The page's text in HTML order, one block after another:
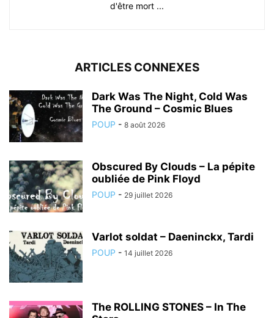
d'être mort ...
ARTICLES CONNEXES
Dark Was The Night, Cold Was
The Ground – Cosmic Blues
POUP - 8 août 2026
Obscured By Clouds – La pépite
oubliée de Pink Floyd
POUP - 29 juillet 2026
Varlot soldat – Daeninckx, Tardi
POUP - 14 juillet 2026
The ROLLING STONES – In The